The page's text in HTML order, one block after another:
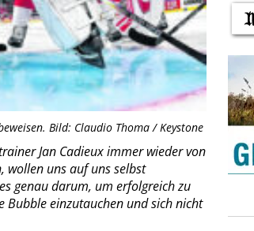
Bild: Claudio Thoma / Keystone
Jan Cadieux immer wieder von
wollen uns auf uns selbst
genau darum, um erfolgreich zu
Bubble einzutauchen und sich nicht